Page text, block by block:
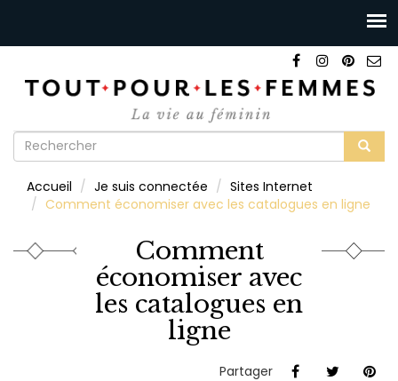
Formulaire
recherche
Accueil Je suis connectée
Sites Internet
Comment économiser avec les catalogues en ligne
Comment
économiser avec
les catalogues en
ligne
Partager